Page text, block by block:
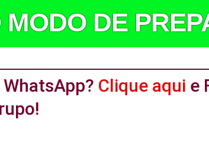
DE
Clique aqui e